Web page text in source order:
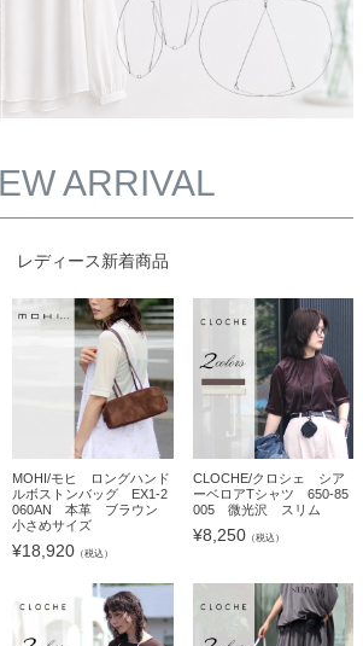
ARRIVAL
レディース新着商品
MOHI/モヒ ロングハンド
ルボストンバッグ EX1-2
060AN 本革 ブラウン
小さめサイズ
¥18,920 （税込）
CLOCHE/クロシェ シア
ーベロアTシャツ 650-85
005 微光沢 スリム
¥8,250（税込）